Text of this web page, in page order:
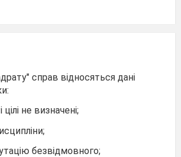
справ відносяться дані
не визначені;
безвідмовного;